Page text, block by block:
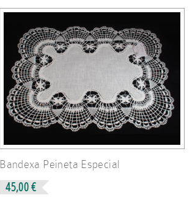
Bandexa Peineta Especial
45,00 €